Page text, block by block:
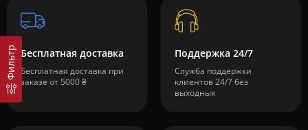
Фильтр Бесплатная доставка
Бесплатная доставка при
заказе от 5000 ₴
Поддержка 24/7
Служба поддержки
клиентов 24/7 без
выходных